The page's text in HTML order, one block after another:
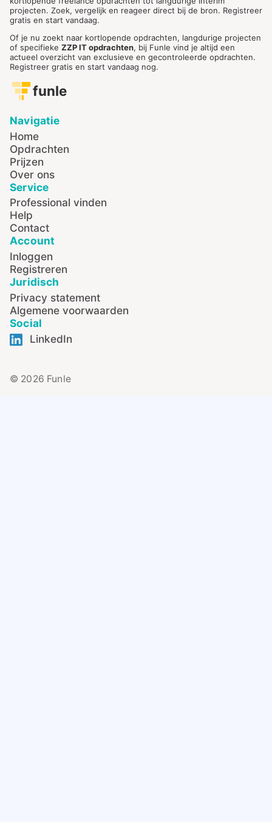
projecten. Zoek, vergelijk en reageer direct bij de bron. Registreer
gratis en start vandaag.
Of je nu zoekt naar kortlopende opdrachten, langdurige projecten
of specifieke ZZP IT opdrachten, bij Funle vind je altijd een
actueel overzicht van exclusieve en gecontroleerde opdrachten.
Registreer gratis en start vandaag nog.
funle
Navigatie
Home
Opdrachten
Prijzen
Over ons
Service
Professional vinden
Help
Contact
Account
Inloggen
Registreren
Juridisch
Privacy statement
Algemene voorwaarden
Social
LinkedIn
© 2026 Funle